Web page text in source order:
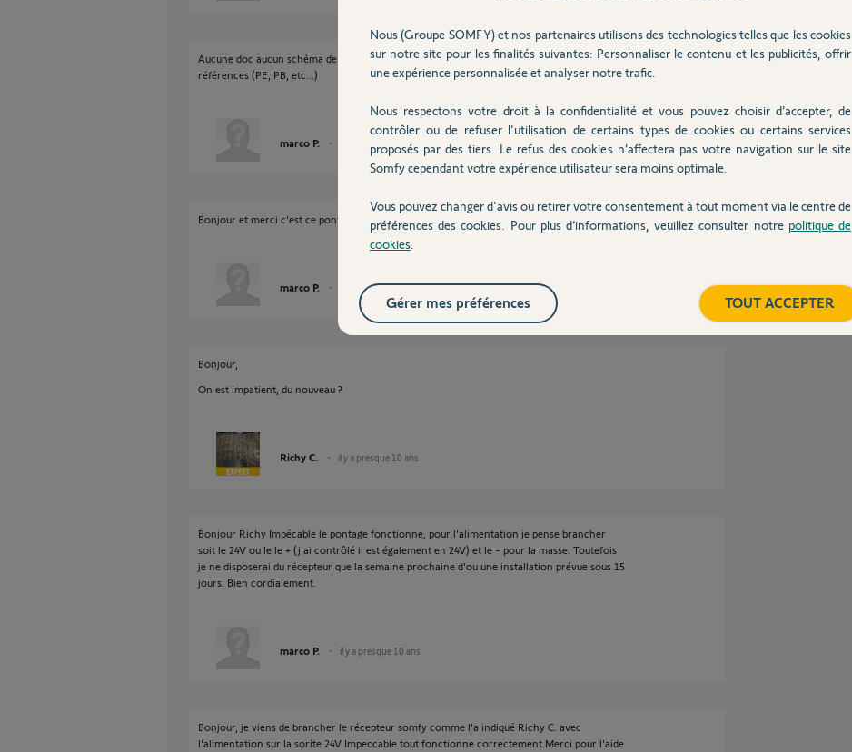
Aucune doc aucun schéma de disponible, seule la photo montre le bornier et ses
références (PE, PB, etc...)
marco P. il y a presque 10 ans
Bonjour et merci c'est ce pontage rapide que je vais tenter.
marco P. il y a presque 10 ans
Bonjour,
On est impatient, du nouveau ?
Richy C. il y a presque 10 ans
Bonjour Richy Impécable le pontage fonctionne, pour l'alimentation je pense brancher
soit le 24V ou le le + (j'ai contrôlé il est également en 24V) et le - pour la masse. Toutefois
je ne disposerai du récepteur que la semaine prochaine d'ou une installation prévue sous 15
jours. Bien cordialement.
marco P. il y a presque 10 ans
Bonjour, je viens de brancher le récepteur somfy comme l'a indiqué Richy C. avec
l'alimentation sur la sorite 24V Impeccable tout fonctionne correctement.Merci pour l'aide
Nous (Groupe SOMFY) et nos partenaires utilisons des technologies telles que les cookies
sur notre site pour les finalités suivantes: Personnaliser le contenu et les publicités, offrir
une expérience personnalisée et analyser notre trafic.
Nous respectons votre droit à la confidentialité et vous pouvez choisir d’accepter, de
contrôler ou de refuser l'utilisation de certains types de cookies ou certains services
proposés par des tiers. Le refus des cookies n’affectera pas votre navigation sur le site
Somfy cependant votre expérience utilisateur sera moins optimale.
Vous pouvez changer d'avis ou retirer votre consentement à tout moment via le centre de
préférences des cookies. Pour plus d’informations, veuillez consulter notre politique de
cookies
TOUT ACCEPTER
Gérer mes préférences